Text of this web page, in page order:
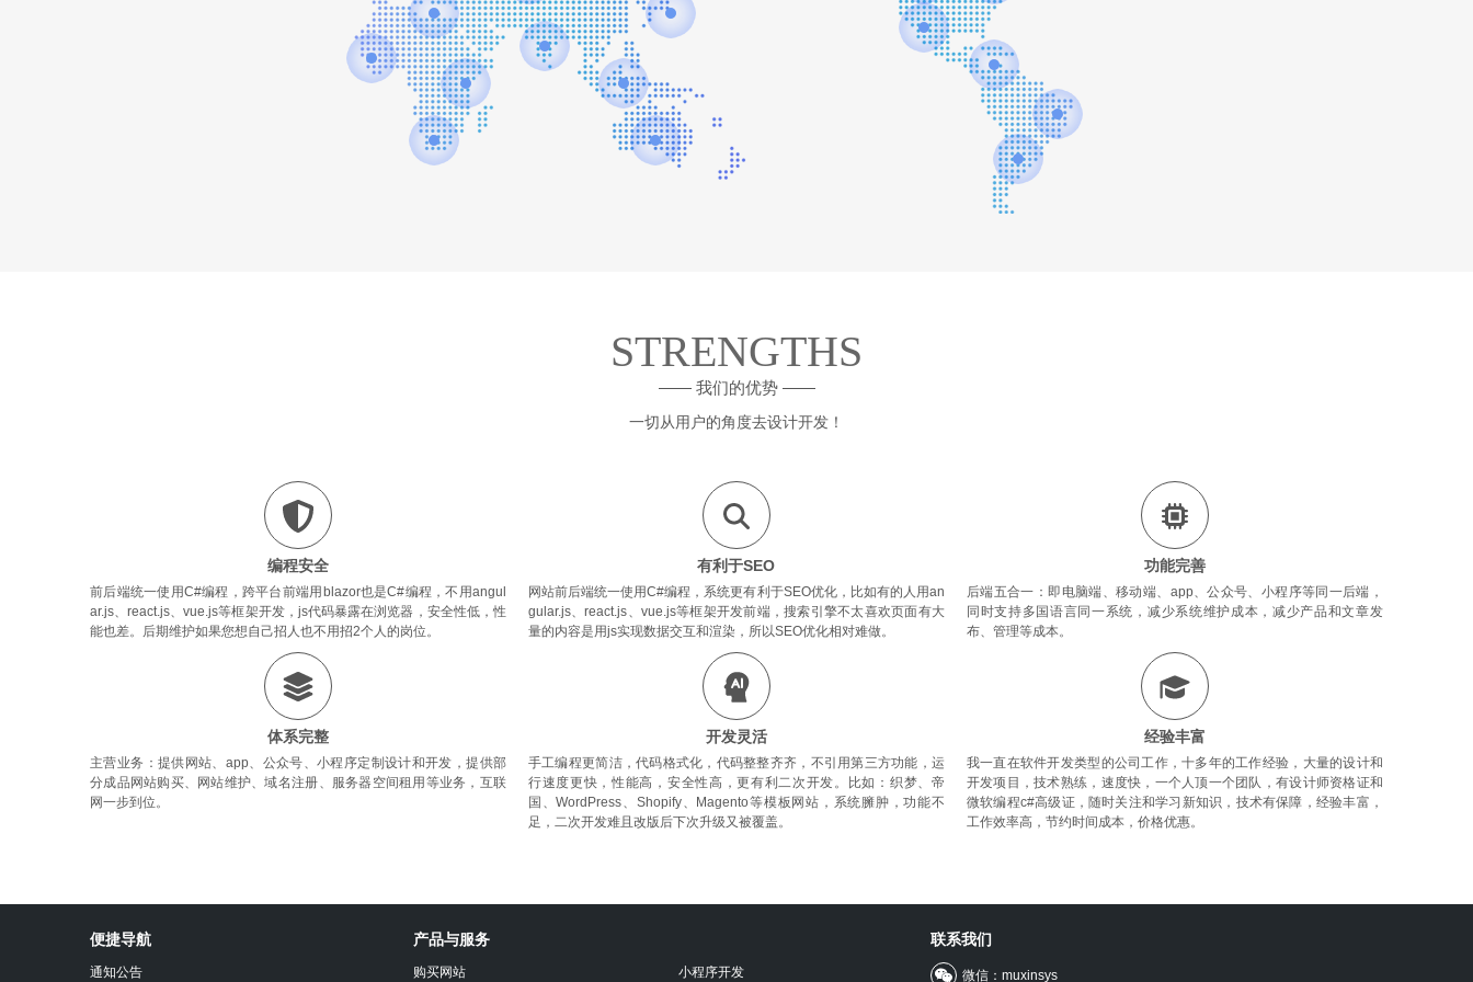
STRENGTHS
—— 我们的优势 ——
一切从用户的角度去设计开发！
编程安全
前后端统一使用C#编程，跨平台前端用blazor也是C#编程，不用angul
ar.js、react.js、vue.js等框架开发，js代码暴露在浏览器，安全性低，性
能也差。后期维护如果您想自己招人也不用招2个人的岗位。
有利于SEO
网站前后端统一使用C#编程，系统更有利于SEO优化，比如有的人用an
gular.js、react.js、vue.js等框架开发前端，搜索引擎不太喜欢页面有大
量的内容是用js实现数据交互和渲染，所以SEO优化相对难做。
功能完善
后端五合一：即电脑端、移动端、app、公众号、小程序等同一后端，
同时支持多国语言同一系统，减少系统维护成本，减少产品和文章发
布、管理等成本。
体系完整
主营业务：提供网站、app、公众号、小程序定制设计和开发，提供部
分成品网站购买、网站维护、域名注册、服务器空间租用等业务，互联
网一步到位。
开发灵活
手工编程更简洁，代码格式化，代码整整齐齐，不引用第三方功能，运
行速度更快，性能高，安全性高，更有利二次开发。比如：织梦、帝
国、WordPress、Shopify、Magento等模板网站，系统臃肿，功能不
足，二次开发难且改版后下次升级又被覆盖。
经验丰富
我一直在软件开发类型的公司工作，十多年的工作经验，大量的设计和
开发项目，技术熟练，速度快，一个人顶一个团队，有设计师资格证和
微软编程c#高级证，随时关注和学习新知识，技术有保障，经验丰富，
工作效率高，节约时间成本，价格优惠。
便捷导航
通知公告
产品与服务
购买网站 小程序开发
联系我们
微信：muxinsys